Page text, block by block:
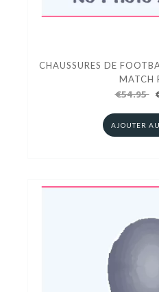
CHAUSSURES DE
MATCH
€54.95
AJOUTER